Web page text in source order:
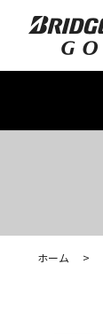
ホーム >